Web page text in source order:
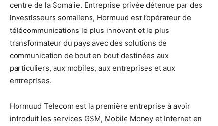
centre de la Somalie. Entreprise privée détenue par des
investisseurs somaliens, Hormuud est l’opérateur de
télécommunications le plus innovant et le plus
transformateur du pays avec des solutions de
communication de bout en bout destinées aux
particuliers, aux mobiles, aux entreprises et aux
entreprises.
Hormuud Telecom est la première entreprise à avoir
introduit les services GSM, Mobile Money et Internet en